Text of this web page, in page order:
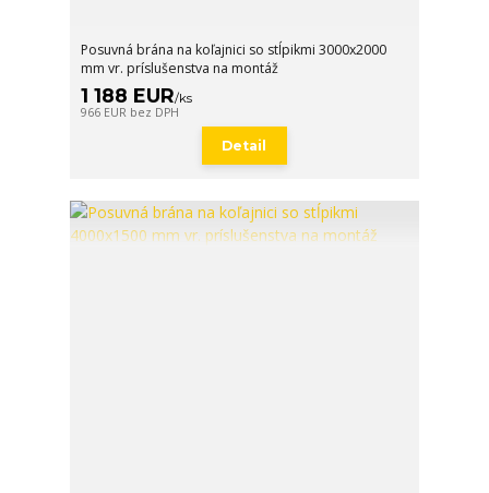
Posuvná brána na koľajnici so stĺpikmi 3000x2000
mm vr. príslušenstva na montáž
1 188 EUR/ks
966 EUR bez DPH
Detail